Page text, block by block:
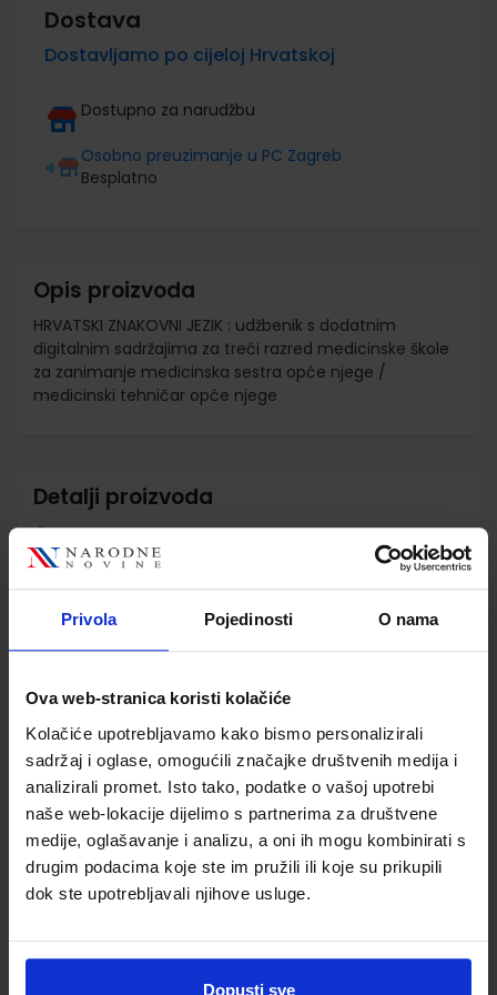
Privola Pojedinosti O nama
Ova web-stranica koristi kolačiće
Kolačiće upotrebljavamo kako bismo personalizirali
sadržaj i oglase, omogućili značajke društvenih medija i
analizirali promet. Isto tako, podatke o vašoj upotrebi
naše web-lokacije dijelimo s partnerima za društvene
medije, oglašavanje i analizu, a oni ih mogu kombinirati s
drugim podacima koje ste im pružili ili koje su prikupili
dok ste upotrebljavali njihove usluge.
Dopusti sve
Dostava
Dostavljamo po cijeloj Hrvatskoj
Dostupno za narudžbu
Osobno preuzimanje u PC Zagreb
Besplatno
Opis proizvoda
HRVATSKI ZNAKOVNI JEZIK : udžbenik s dodatnim
digitalnim sadržajima za treći razred medicinske škole
za zanimanje medicinska sestra opće njege /
medicinski tehničar opće njege
Detalji proizvoda
Šifra proizvoda
556454
Jedinična mjera
Nakladnik
ŠKOLSKA KNJIGA d.d.
Autor
Višnja Pranjić
Školski razred
Nastavni predmet
ZDRAVST. I MED.ŠKOLE
Reg br min
6359